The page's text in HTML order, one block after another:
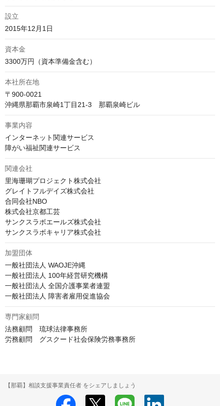
設立
2015年12月1日
資本金
3300万円（資本準備金含む）
本社所在地
〒900-0021
沖縄県那覇市泉崎1丁目21-3　那覇泉崎ビル
事業内容
インターネット関連サービス
障がい福祉関連サービス
関連会社
里海珊瑚プロジェクト株式会社
グレイトフルデイズ株式会社
合同会社NBO
株式会社京都工芸
サンクスラボエールズ株式会社
サンクスラボキャリア株式会社
加盟団体
一般社団法人 WAOJE沖縄
一般社団法人 100年経営研究機構
一般社団法人 全国介護事業者連盟
一般社団法人 障害者雇用促進協会
専門家顧問
法務顧問　琉球法律事務所
労務顧問　グスクード社会保険労務事務所
【那覇】相談支援事業責任者 をシェアしましょう